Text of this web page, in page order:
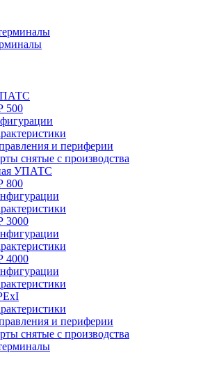
500
и периферии
снятые с производства
УПАТС
800
3000
4000
и периферии
снятые с производства